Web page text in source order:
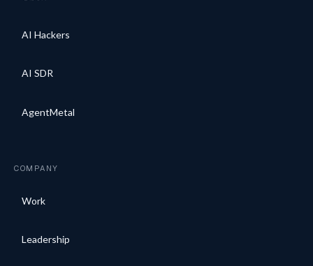
AI Hackers
AI SDR
AgentMetal
COMPANY
Work
Leadership